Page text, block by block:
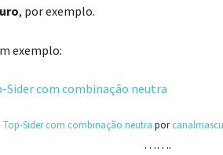
, por exemplo.
exemplo:
Top-Sider com combinação neutra por
…….